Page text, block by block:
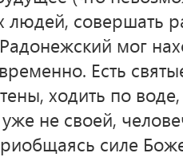
людей, совершать
мог
Есть
ходить по
не своей,
силе